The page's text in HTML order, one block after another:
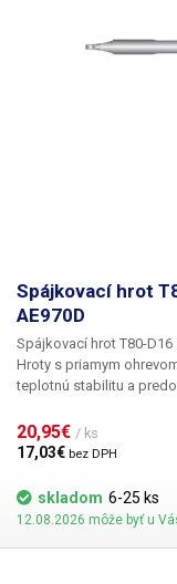
Spájkovací hrot
AE970D
Spájkovací hrot T80-
Hroty s priamym
teplotnú stabilitu a
doskách plošných
Telo spájkovacieho
výlučne pre spájkovacie
navzájom kompatibilné.
20,95€ / ks
17,03€ bez DPH
skladom 6-25 ks
12.08.2026 môže byť u